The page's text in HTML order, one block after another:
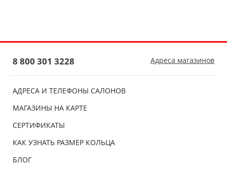
АДРЕСА И ТЕЛЕФОНЫ САЛОНОВ
МАГАЗИНЫ НА КАРТЕ
СЕРТИФИКАТЫ
КАК УЗНАТЬ РАЗМЕР КОЛЬЦА
БЛОГ
8 800 301 3228 Адреса магазинов